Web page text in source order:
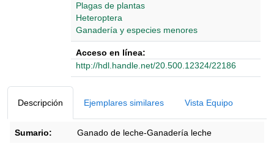
Plagas de plantas
Heteroptera
Ganadería y especies menores
Acceso en línea:
http://hdl.handle.net/20.500.12324/22186
Descripción Ejemplares similares Vista Equipo
Sumario: Ganado de leche-Ganadería leche